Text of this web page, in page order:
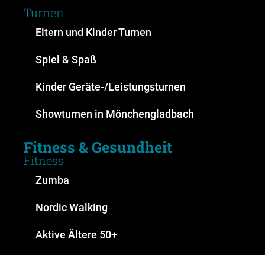
Turnen
Eltern und Kinder Turnen
Spiel & Spaß
Kinder Geräte-/Leistungsturnen
Showturnen in Mönchengladbach
Fitness & Gesundheit
Fitness
Zumba
Nordic Walking
Aktive Ältere 50+